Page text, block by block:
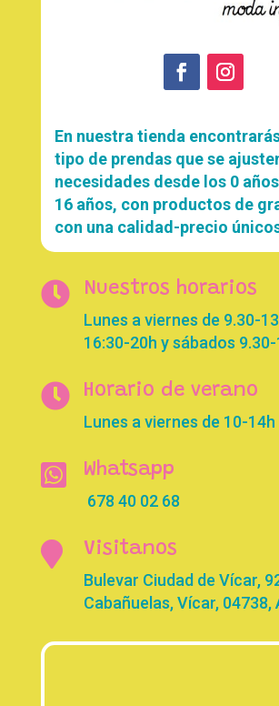
En nuestra tienda
tipo de prendas que se
necesidades desde los 0
16 años, con productos de
con una calidad-precio
 Nuestros horarios
Lunes a viernes de 9.30-
16:30-20h y sábados
 Horario de verano
Lunes a viernes de 10-14h
 Whatsapp
678 40 02 68
 Visitanos
Bulevar Ciudad de Vícar,
Cabañuelas, Vícar, 04738,